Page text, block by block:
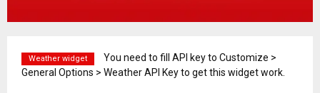
Weather widget
You need to fill API key to Customize >
General Options > Weather API Key to get this widget work.